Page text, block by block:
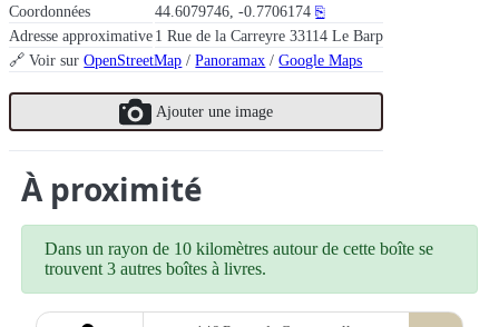
Coordonnées
44.6079746, -0.7706174 ⎘
Adresse approximative1 Rue de la Carreyre 33114 Le Barp
🔗 Voir surOpenStreetMap /Panoramax /Google Maps
Ajouter une image
À proximité
Dans un rayon de 10 kilomètres autour de cette boîte se
trouvent 3 autres boîtes à livres.